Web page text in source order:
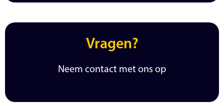
Vragen?
Neem contact met ons op